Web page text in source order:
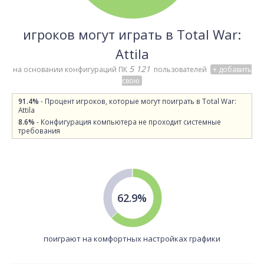
игроков могут играть в Total War:
Attila
на основании конфигураций ПК 5 121 пользователей
+ добавить
свою
91.4% - Процент игроков, которые могут поиграть в Total War:
Attila
8.6% - Конфигурация компьютера не проходит системные
требования
62.9%
поиграют на комфортных настройках графики